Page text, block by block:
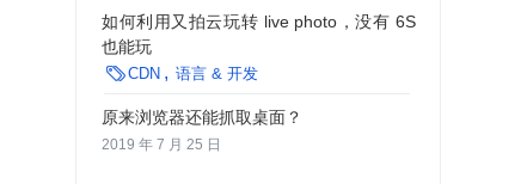
如何利用又拍云玩转 live photo，没有 6S
也能玩
CDN 语言 & 开发
原来浏览器还能抓取桌面？
2019 年 7 月 25 日